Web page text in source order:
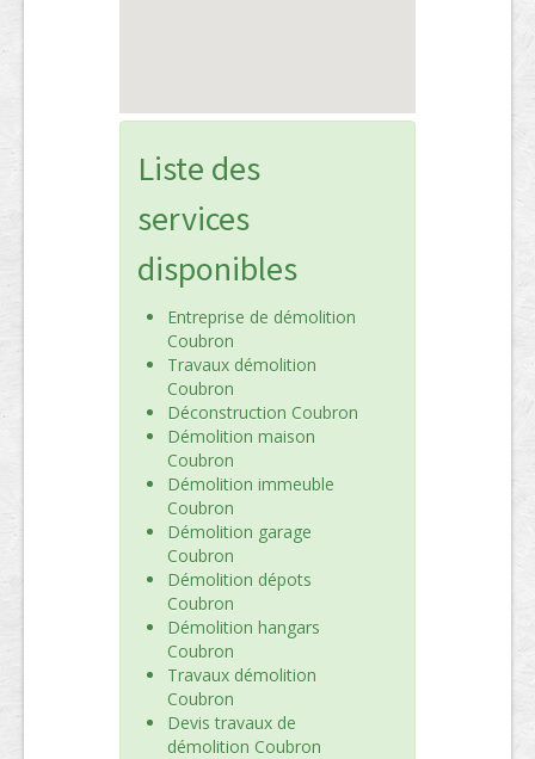
Liste des
services
disponibles
Entreprise de démolition
Coubron
Travaux démolition
Coubron
Déconstruction Coubron
Démolition maison
Coubron
Démolition immeuble
Coubron
Démolition garage
Coubron
Démolition dépots
Coubron
Démolition hangars
Coubron
Travaux démolition
Coubron
Devis travaux de
démolition Coubron